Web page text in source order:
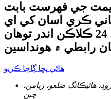
جي فهرست بابت
ڪري اسان کي اي
ميل موڪليو. اسان 24 ڪلاڪن اندر توهان
هاڻي پڇا ڳاڇا ڪريو
روڊ، هائيڪانگ ضلعو، زيامن،
چين